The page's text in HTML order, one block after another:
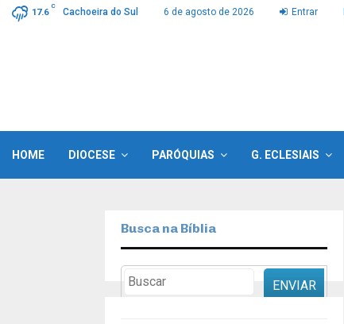
17.6
C
Cachoeira do Sul 6 de agosto de 2026 Entrar
HOME DIOCESE PARÓQUIAS G. ECLESIAIS
Busca na Bíblia
ENVIAR